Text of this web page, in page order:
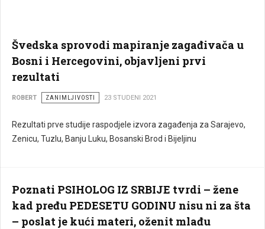
Švedska sprovodi mapiranje zagađivača u
Bosni i Hercegovini, objavljeni prvi
rezultati
ROBERT ZANIMLJIVOSTI 23 STUDENI 2021
Rezultati prve studije raspodjele izvora zagađenja za Sarajevo,
Zenicu, Tuzlu, Banju Luku, Bosanski Brod i Bijeljinu
Poznati PSIHOLOG IZ SRBIJE tvrdi – žene
kad pređu PEDESETU GODINU nisu ni za šta
– poslat je kući materi, oženit mlađu